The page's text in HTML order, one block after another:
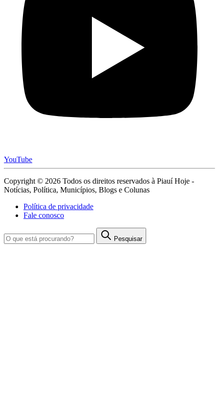
YouTube
Copyright © 2026 Todos os direitos reservados à Piauí Hoje -
Notícias, Política, Municípios, Blogs e Colunas
Política de privacidade
Fale conosco
Pesquisar